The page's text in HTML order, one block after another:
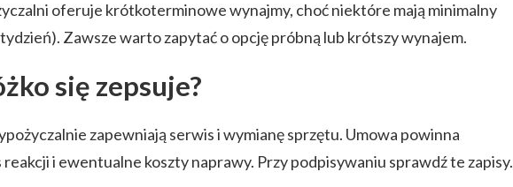
oferuje krótkoterminowe wynajmy, choć niektóre mają minimalny
Zawsze warto zapytać o opcję próbną lub krótszy wynajem.
się zepsuje?
zapewniają serwis i wymianę sprzętu. Umowa powinna
reakcji i ewentualne koszty naprawy. Przy podpisywaniu sprawdź te zapisy.